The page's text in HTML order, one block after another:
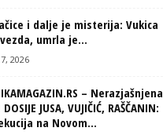
i dalje je misterija: Vukica
umrla je...
2026
– Nerazjašnjena
JUSA, VUJIČIĆ, RAŠČANIN:
na Novom...